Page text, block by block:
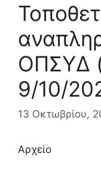
ΟΠΣΥΔ
9/10/
13 Οκτωβρίου,
Αρχείο